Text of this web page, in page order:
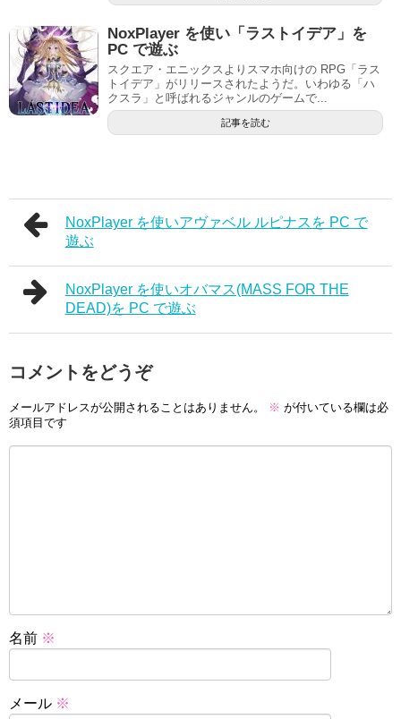
NoxPlayer を使い「ラストイデア」を
PC で遊ぶ
スクエア・エニックスよりスマホ向けの RPG「ラス
トイデア」がリリースされたようだ。いわゆる「ハ
クスラ」と呼ばれるジャンルのゲームで...
記事を読む
NoxPlayer を使いアヴァベル ルピナスを PC で
遊ぶ
NoxPlayer を使いオバマス(MASS FOR THE
DEAD)を PC で遊ぶ
コメントをどうぞ
メールアドレスが公開されることはありません。 ※ が付いている欄は必
須項目です
名前 ※
メール ※